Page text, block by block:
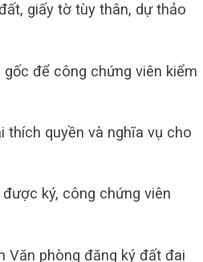
giấy tờ tùy thân, dự thảo
để công chứng viên kiểm
thích quyền và nghĩa vụ cho
ký, công chứng viên
Văn phòng đăng ký đất đai